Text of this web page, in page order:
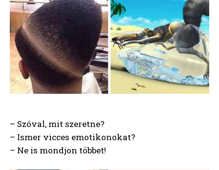
– Szóval, mit szeretne?
– Ismer vicces emotikonokat?
– Ne is mondjon többet!